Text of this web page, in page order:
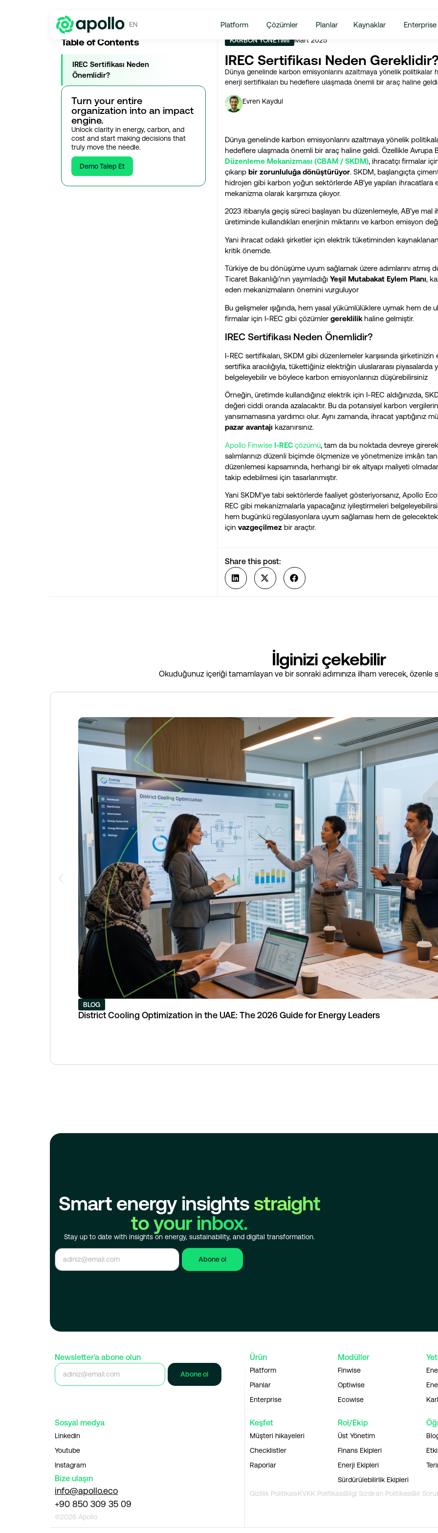
EN Platform Çözümler Planlar Kaynaklar Enterprise
Table of Contents
IREC Sertifikası Neden
Önemlidir?
Turn your entire
organization into an impact
engine.
Unlock clarity in energy, carbon, and
cost and start making decisions that
truly move the needle.
Demo Talep Et
KARBON YÖNETIMI Mart 2025
IREC Sertifikası Neden Gereklidir?
Dünya genelinde karbon emisyonlarını azaltmaya yönelik politikalar
enerji sertifikaları bu hedeflere ulaşmada önemli bir araç haline geldi.
Evren Kaydul
Dünya genelinde karbon emisyonlarını azaltmaya yönelik
hedeflere ulaşmada önemli bir araç haline geldi. Özellikle Avrupa
Düzenleme Mekanizması (CBAM / SKDM), ihracatçı firmalar
çıkarıp bir zorunluluğa dönüştürüyor. SKDM, başlangıçta
hidrojen gibi karbon yoğun sektörlerde AB’ye yapılan
mekanizma olarak karşımıza çıkıyor​.
2023 itibarıyla geçiş süreci başlayan bu düzenlemeyle, AB’ye
üretiminde kullandıkları enerjinin miktarını ve karbon emisyon
Yani ihracat odaklı şirketler için elektrik tüketiminden
kritik önemde.
Türkiye de bu dönüşüme uyum sağlamak üzere adımlarını atmış
Ticaret Bakanlığı’nın yayımladığı Yeşil Mutabakat Eylem Planı,
eden mekanizmaların önemini vurguluyor​
Bu gelişmeler ışığında, hem yasal yükümlülüklere uymak hem
firmalar için I-REC gibi çözümler gereklilik haline gelmiştir.
IREC Sertifikası Neden Önemlidir?
I-REC sertifikaları, SKDM gibi düzenlemeler karşısında
sertifika aracılığıyla, tükettiğiniz elektriğin uluslararası piyasalarda
belgeleyebilir ve böylece karbon emisyonlarınızı düşürebilirsiniz​
Örneğin, üretimde kullandığınız elektrik için I-REC aldığınızda,
değeri ciddi oranda azalacaktır. Bu da potansiyel karbon
yansımamasına yardımcı olur. Aynı zamanda, ihracat yaptığınız
pazar avantajı kazanırsınız.
Apollo Finwise I-REC çözümü, tam da bu noktada devreye
salımlarınızı düzenli biçimde ölçmenize ve yönetmenize imkân
düzenlemesi kapsamında, herhangi bir ek altyapı maliyeti
takip edebilmesi için tasarlanmıştır​.
Yani SKDM’ye tabi sektörlerde faaliyet gösteriyorsanız, Apollo
REC gibi mekanizmalarla yapacağınız iyileştirmeleri
hem bugünkü regülasyonlara uyum sağlaması hem de gelecekteki
için vazgeçilmez bir araçtır.
Share this post:
İlginizi çekebilir
Okuduğunuz içeriği tamamlayan ve bir sonraki adımınıza ilham verecek, özenle
BLOG
District Cooling Optimization in the UAE: The 2026 Guide for Energy Leaders
Smart energy insights straight
to your inbox.
Stay up to date with insights on energy, sustainability, and digital transformation.
Abone ol
Newsletter'a abone olun
Abone ol
Ürün
Platform
Planlar
Enterprise
Modüller
Finwise
Optiwise
Ecowise
Sosyal medya
Linkedin
Youtube
Instagram
Bize ulaşın
info@apollo.eco
+90 850 309 35 09
©2026 Apollo
Keşfet
Müşteri hikayeleri
Checklistler
Raporlar
Rol/Ekip
Üst Yönetim
Finans Ekipleri
Enerji Ekipleri
Sürdürülebilirlik Ekipleri
Gizlilik PolitikasıKVKK PolitikasıBilgi Sızdıran PolitikasıBir